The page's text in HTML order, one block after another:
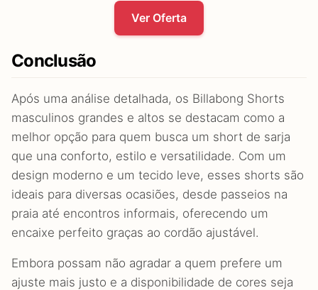
Ver Oferta
Conclusão
Após uma análise detalhada, os Billabong Shorts
masculinos grandes e altos se destacam como a
melhor opção para quem busca um short de sarja
que una conforto, estilo e versatilidade. Com um
design moderno e um tecido leve, esses shorts são
ideais para diversas ocasiões, desde passeios na
praia até encontros informais, oferecendo um
encaixe perfeito graças ao cordão ajustável.
Embora possam não agradar a quem prefere um
ajuste mais justo e a disponibilidade de cores seja